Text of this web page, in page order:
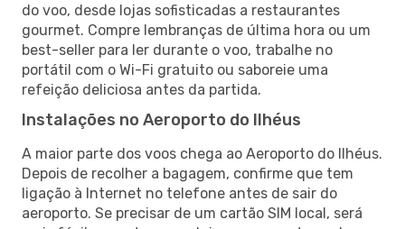
do voo, desde lojas sofisticadas a restaurantes
gourmet. Compre lembranças de última hora ou um
best-seller para ler durante o voo, trabalhe no
portátil com o Wi-Fi gratuito ou saboreie uma
refeição deliciosa antes da partida.
Instalações no Aeroporto do Ilhéus
A maior parte dos voos chega ao Aeroporto do Ilhéus.
Depois de recolher a bagagem, confirme que tem
ligação à Internet no telefone antes de sair do
aeroporto. Se precisar de um cartão SIM local, será